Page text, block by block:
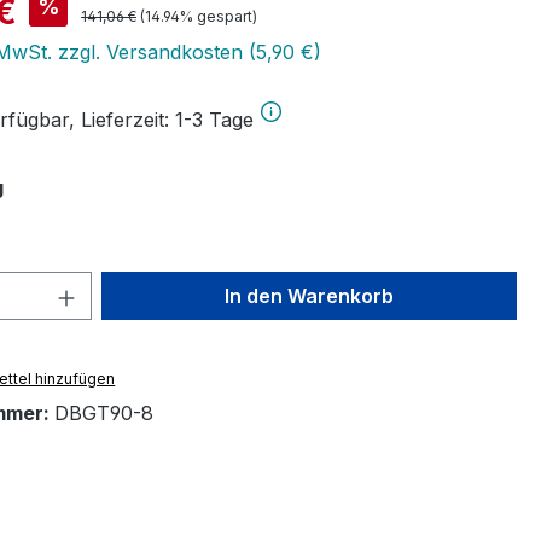
% Regulärer Preis:
141,06 € (14.94% gespart)
zzgl. Versandkosten (5,90 €)
Lieferzeit: 1-3 Tage
auswählen
Anzahl: Gib den gewünschten Wert
In den Warenkorb
hinzufügen
DBGT90-8